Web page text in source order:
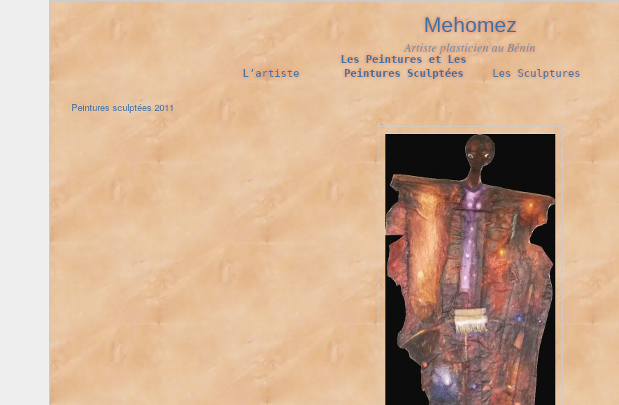
Mehomez
Artiste plasticien au Bénin
L’artiste
Les Peintures et Les
Peintures Sculptées
Les Sculptures
Peintures sculptées 2011